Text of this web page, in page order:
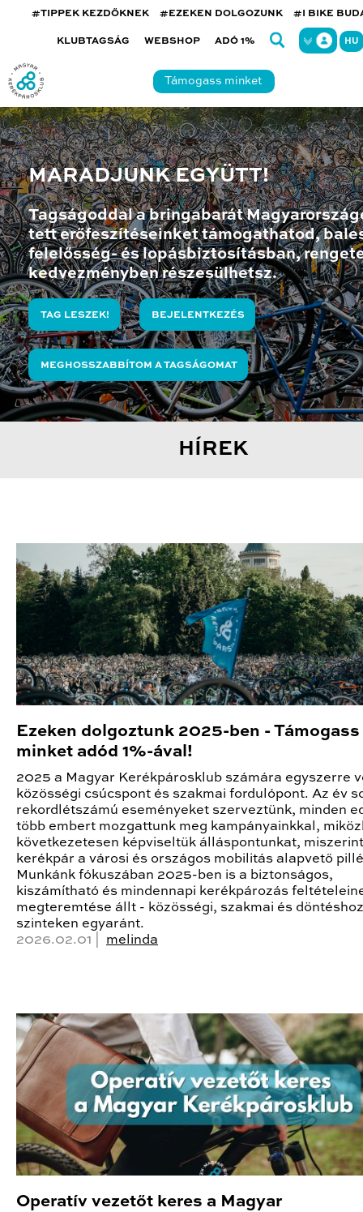
#TIPPEK KEZDŐKNEK #EZEKEN DOLGOZUNK #I BIKE
KLUBTAGSÁG WEBSHOP ADÓ 1% HU
Támogass minket
MARADJUNK EGYÜTT!
Tagságoddal a bringabarát
tett erőfeszítéseinket támogathatod,
felelősség- és lopásbiztosításban,
kedvezményben részesülhetsz.
TAG LESZEK! BEJELENTKEZÉS
MEGHOSSZABBÍTOM A TAGSÁGOMAT
HÍREK
Ezeken dolgoztunk 2025-ben - Támogass
minket adód 1%-ával!
2025 a Magyar Kerékpárosklub számára egyszerre
közösségi csúcspont és szakmai fordulópont. Az év
rekordlétszámú eseményeket szerveztünk, minden
több embert mozgattunk meg kampányainkkal,
következetesen képviseltük álláspontunkat,
kerékpár a városi és országos mobilitás alapvető
Munkánk fókuszában 2025-ben is a biztonságos,
kiszámítható és mindennapi kerékpározás
megteremtése állt - közösségi, szakmai és
szinteken egyaránt.
2026.02.01 | melinda
Operatív vezetőt keres a Magyar